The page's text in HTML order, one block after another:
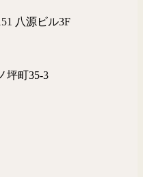
八源ビル3F
坪町35-3